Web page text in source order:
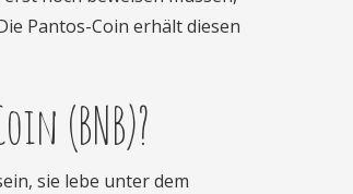
Pantos-Coin erhält diesen
(BNB)?
sie lebe unter dem